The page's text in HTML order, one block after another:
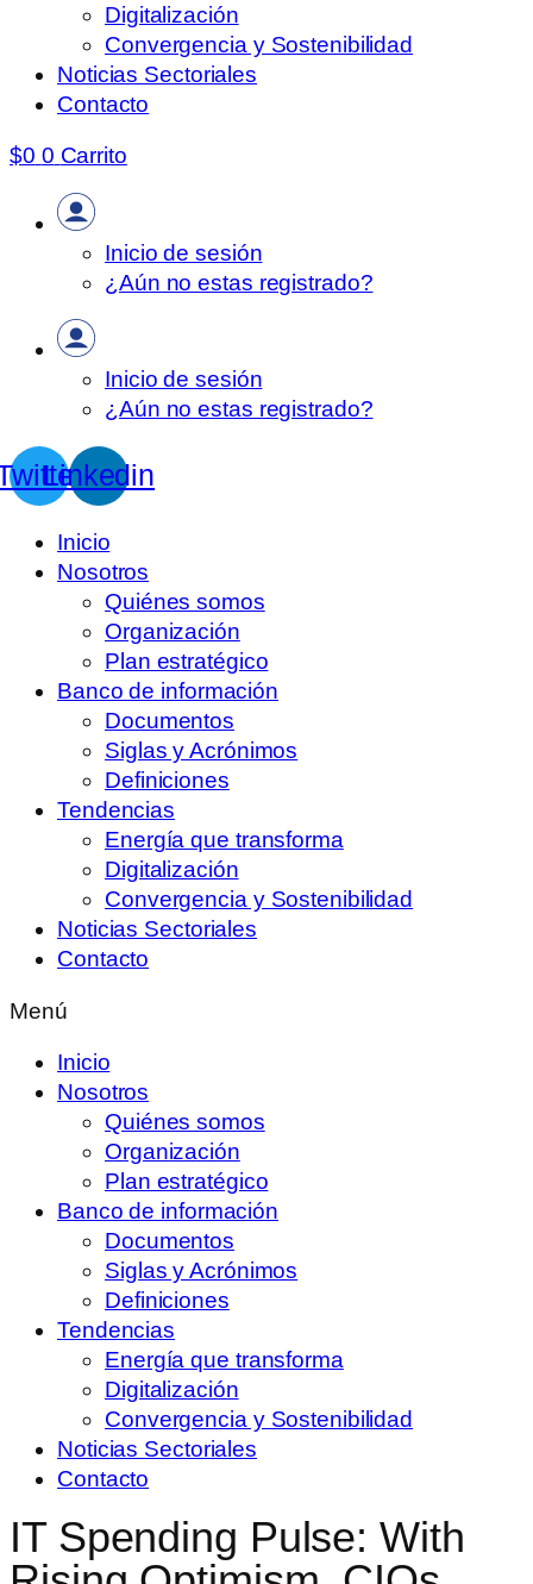
Digitalización
Convergencia y Sostenibilidad
Noticias Sectoriales
Contacto
$0 0 Carrito
Inicio de sesión
¿Aún no estas registrado?
Inicio de sesión
¿Aún no estas registrado?
Linkedin
Inicio
Nosotros
Quiénes somos
Organización
Plan estratégico
Banco de información
Documentos
Siglas y Acrónimos
Definiciones
Tendencias
Energía que transforma
Digitalización
Convergencia y Sostenibilidad
Noticias Sectoriales
Contacto
Menú
Inicio
Nosotros
Quiénes somos
Organización
Plan estratégico
Banco de información
Documentos
Siglas y Acrónimos
Definiciones
Tendencias
Energía que transforma
Digitalización
Convergencia y Sostenibilidad
Noticias Sectoriales
Contacto
IT Spending Pulse: With